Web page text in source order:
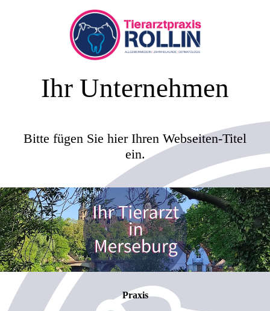
Ihr Unternehmen
Bitte fügen Sie hier Ihren Webseiten-Titel
ein.
Praxis